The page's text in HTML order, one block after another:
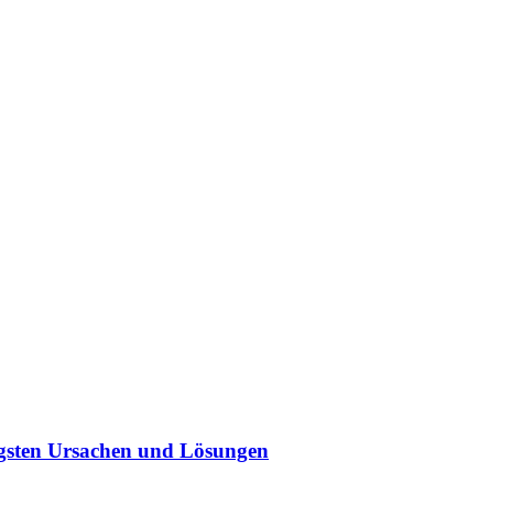
Ursachen und Lösungen